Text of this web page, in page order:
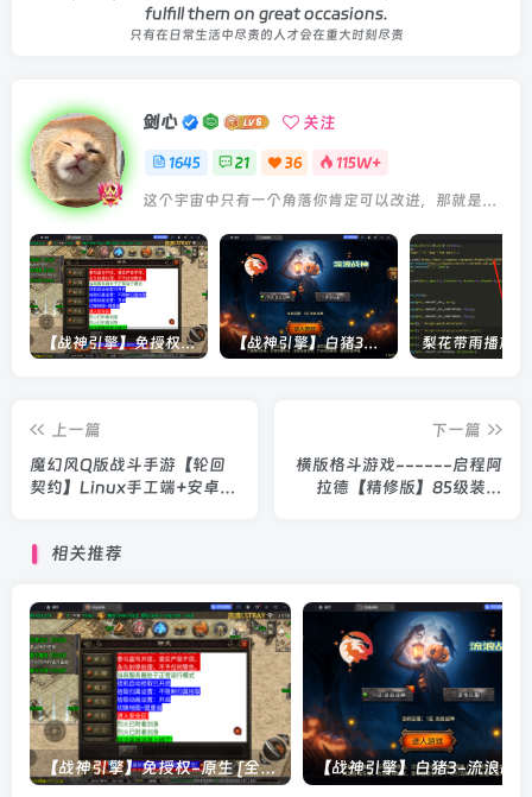
fulfill them on great occasions.
只有在日常生活中尽责的人才会在重大时刻尽责
剑心 关注
1645 21 36 115W+
这个宇宙中只有一个角落你肯定可以改进，那就是你自己
【战神引擎】免授权-原生 [全屏自动拾取] 插件 + 配置教程（更新修复版，具体自测） 【战神引擎】白猪3-流浪战神3神技8大陆全屏拾取版特色服务端+生肖+转生+秘境+神魔+双端+教程(更新眼神拾取)
上一篇
魔幻风Q版战斗手游【轮回
契约】Linux手工端+安卓客
下一篇
横版格斗游戏------启程阿
拉德【精修版】85级装备
相关推荐
【战神引擎】免授权-原生 [全屏自动拾取] 插件 + 配置教程（更新修复版，具体自测）